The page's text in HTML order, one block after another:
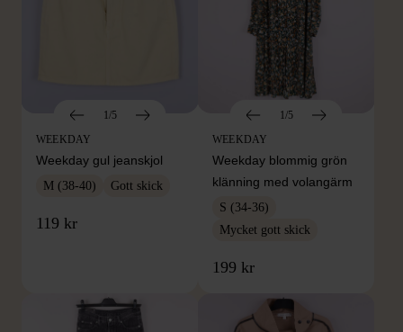
1/5
WEEKDAY
Weekday gul jeanskjol
M (38-40) Gott skick
119 kr
1/5
WEEKDAY
Weekday blommig grön
klänning med volangärm
S (34-36)
Mycket gott skick
199 kr